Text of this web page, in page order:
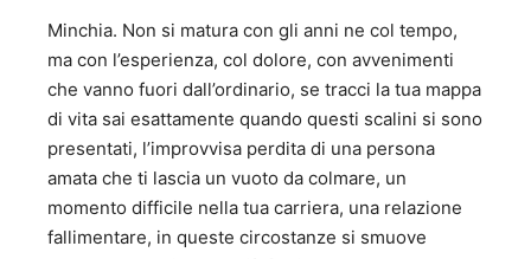
Minchia. Non si matura con gli anni ne col tempo,
ma con l’esperienza, col dolore, con avvenimenti
che vanno fuori dall’ordinario, se tracci la tua mappa
di vita sai esattamente quando questi scalini si sono
presentati, l’improvvisa perdita di una persona
amata che ti lascia un vuoto da colmare, un
momento difficile nella tua carriera, una relazione
fallimentare, in queste circostanze si smuove